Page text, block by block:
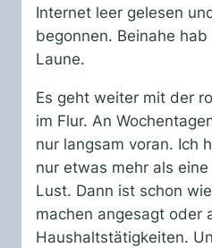
Internet leer gelesen
begonnen. Beinahe
Laune.
Es geht weiter mit der
im Flur. An
nur langsam voran. Ich
nur etwas mehr als
Lust. Dann ist schon
machen angesagt oder
Haushaltstätigkeiten.